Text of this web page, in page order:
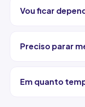
Vou ficar
Preciso parar
Em quanto